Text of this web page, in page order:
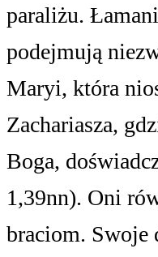
paraliżu.
podejmują
Maryi, która
Zachariasza,
Boga,
1,39nn). Oni
braciom. Swoje